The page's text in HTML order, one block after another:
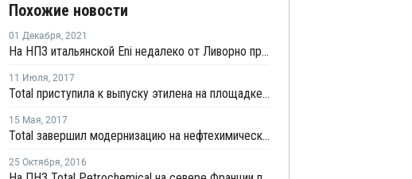
Похожие новости
01 Декабря, 2021
На НПЗ итальянской Eni недалеко от Ливорно произошел пожар
11 Июля, 2017
Total приступила к выпуску этилена на площадке в Антверпене
15 Мая, 2017
Total завершил модернизацию на нефтехимическом комплексе во Франции
25 Октября, 2016